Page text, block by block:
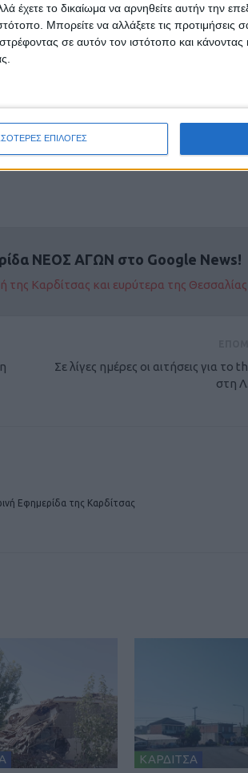
έχετε το δικαίωμα να αρνηθείτε αυτήν την
Μπορείτε να αλλάξετε τις
σε αυτόν τον ιστότοπο και
ΕΠΙΛΟΓΕΣ
του δεύτερου κύκλου της πρώτης
τις κτηνοτροφικές μονάδες
Θεσσαλίας και την Περιφέρεια
Αρωγής της Γενικής
και Κρατικής Αρωγής είναι σε
αρμόδιες υπηρεσίες, ώστε να
κρατικής αρωγής των Περιφερειών,
νέες καταβολές πρώτης
ΝΕΟΣ ΑΓΩΝ στο Google News!
της Καρδίτσας και ευρύτερα της Θεσσαλίας
Σε λίγες ημέρες οι αιτήσεις για το
στη
Εφημερίδα της Καρδίτσας
ΚΑΡΔΙΤΣΑ